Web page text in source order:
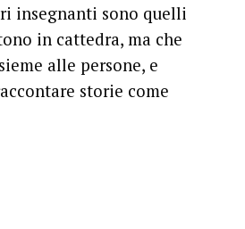
insegnanti sono quelli
in cattedra, ma che
alle persone, e
storie come